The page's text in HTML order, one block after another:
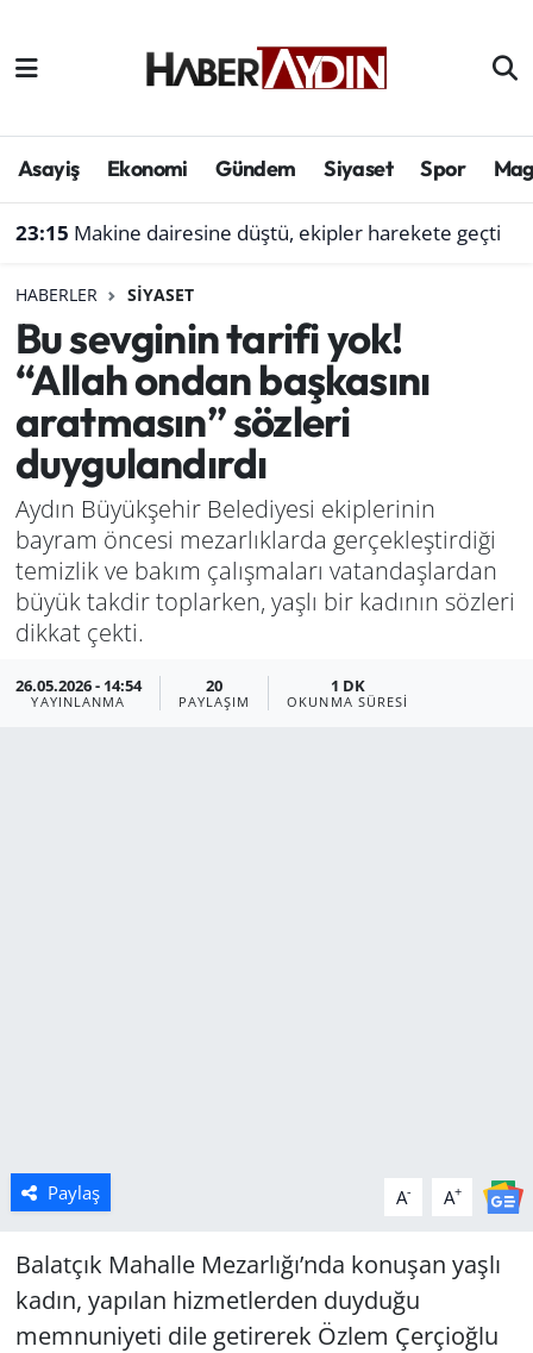
Asayiş Ekonomi Gündem Siyaset Spor
23:15 Makine dairesine düştü, ekipler harekete geçti
HABERLER SIYASET
Bu sevginin tarifi yok!
“Allah ondan başkasını
aratmasın” sözleri
duygulandırdı
Aydın Büyükşehir Belediyesi ekiplerinin
bayram öncesi mezarlıklarda gerçekleştirdiği
temizlik ve bakım çalışmaları vatandaşlardan
büyük takdir toplarken, yaşlı bir kadının sözleri
dikkat çekti.
26.05.2026 - 14:54
YAYINLANMA
20
PAYLAŞIM
1 DK
OKUNMA SÜRESI
Paylaş A- A+
Balatçık Mahalle Mezarlığı’nda konuşan yaşlı
kadın, yapılan hizmetlerden duyduğu
memnuniyeti dile getirerek Özlem Çerçioğlu
Afyonkarahisar
Çevre
Genel
Haber
Izmir
Kütahya
Manisa
Muğla
Politika
Aydın Hava Durumu
Süper Lig Puan Durumu ve Fikstür
Son Dakika Haberleri
Haber Arşivi